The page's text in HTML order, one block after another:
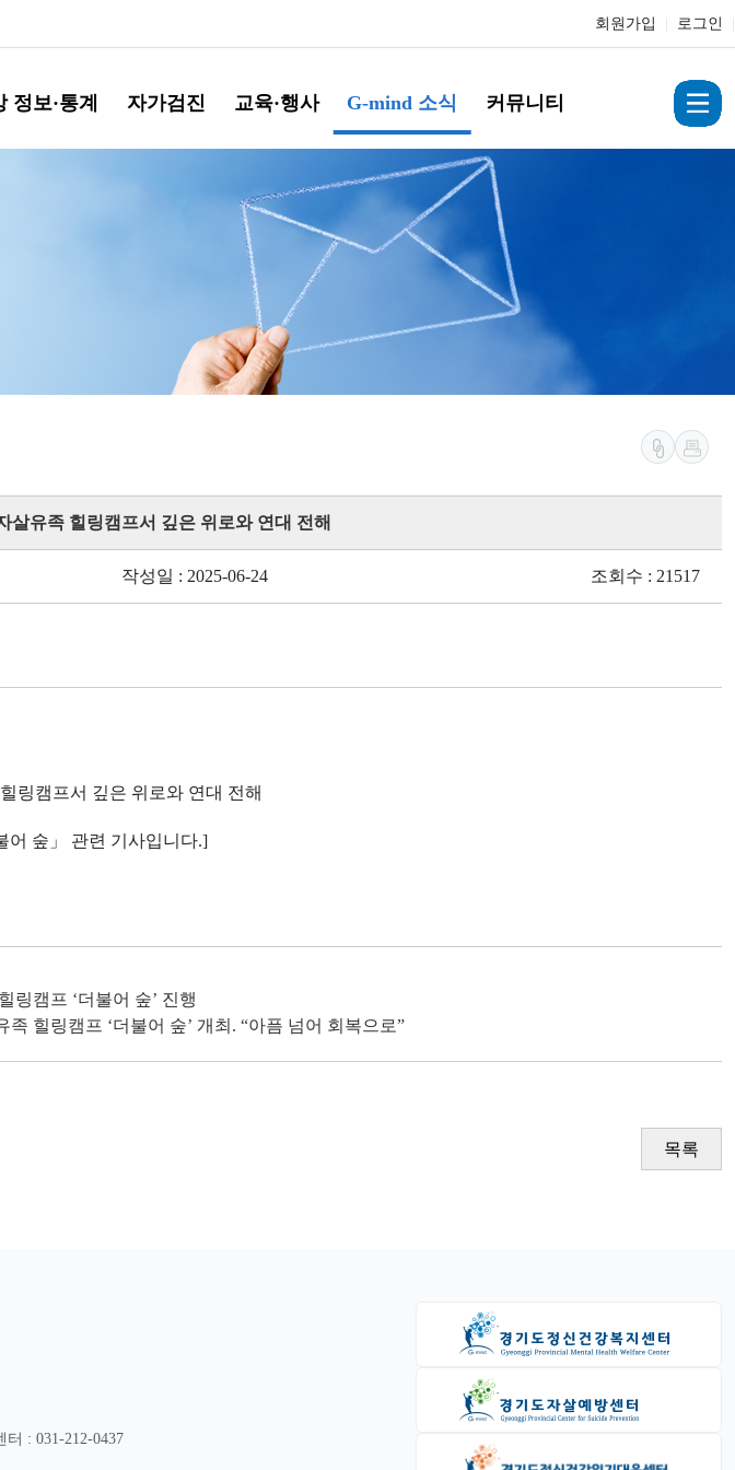
회원가입 로그인
정보·통계 자가검진 교육·행사 G-mind 소식 커뮤니티
유족 힐링캠프서 깊은 위로와 연대 전해
작성일 : 2025-06-24 조회수 : 21517
링캠프서 깊은 위로와 연대 전해
어 숲」 관련 기사입니다.]
링캠프 ‘더불어 숲’ 진행
힐링캠프 ‘더불어 숲’ 개최. “아픔 넘어 회복으로”
목록
: 031-212-0437